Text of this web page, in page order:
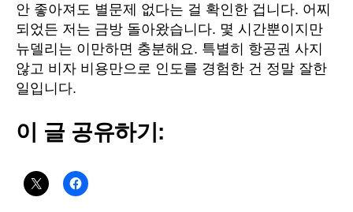
안 좋아져도 별문제 없다는 걸 확인한 겁니다. 어찌
되었든 저는 금방 돌아왔습니다. 몇 시간뿐이지만
뉴델리는 이만하면 충분해요. 특별히 항공권 사지
않고 비자 비용만으로 인도를 경험한 건 정말 잘한
일입니다.
이 글 공유하기: